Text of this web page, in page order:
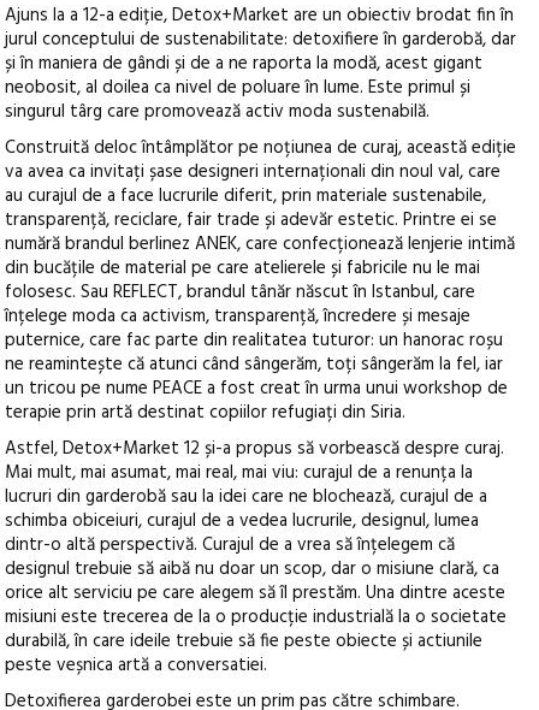
Ajuns la a 12-a ediție, Detox+Market are un obiectiv brodat fin în
jurul conceptului de sustenabilitate: detoxifiere în garderobă, dar
și în maniera de gândi și de a ne raporta la modă, acest gigant
neobosit, al doilea ca nivel de poluare în lume. Este primul și
singurul târg care promovează activ moda sustenabilă.
Construită deloc întâmplător pe noțiunea de curaj, această ediție
va avea ca invitați șase designeri internaționali din noul val, care
au curajul de a face lucrurile diferit, prin materiale sustenabile,
transparență, reciclare, fair trade și adevăr estetic. Printre ei se
numără brandul berlinez ANEK, care confecționează lenjerie intimă
din bucățile de material pe care atelierele și fabricile nu le mai
folosesc. Sau REFLECT, brandul tânăr născut în Istanbul, care
înțelege moda ca activism, transparență, încredere și mesaje
puternice, care fac parte din realitatea tuturor: un hanorac roșu
ne reamintește că atunci când sângerăm, toți sângerăm la fel, iar
un tricou pe nume PEACE a fost creat în urma unui workshop de
terapie prin artă destinat copiilor refugiați din Siria.
Astfel, Detox+Market 12 și-a propus să vorbească despre curaj.
Mai mult, mai asumat, mai real, mai viu: curajul de a renunța la
lucruri din garderobă sau la idei care ne blochează, curajul de a
schimba obiceiuri, curajul de a vedea lucrurile, designul, lumea
dintr-o altă perspectivă. Curajul de a vrea să înțelegem că
designul trebuie să aibă nu doar un scop, dar o misiune clară, ca
orice alt serviciu pe care alegem să îl prestăm. Una dintre aceste
misiuni este trecerea de la o producție industrială la o societate
durabilă, în care ideile trebuie să fie peste obiecte și actiunile
peste veșnica artă a conversatiei.
Detoxifierea garderobei este un prim pas către schimbare.